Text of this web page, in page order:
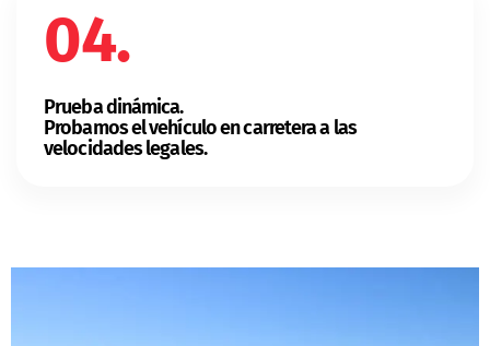
04.
Prueba dinámica.
Probamos el vehículo en carretera a las
velocidades legales.